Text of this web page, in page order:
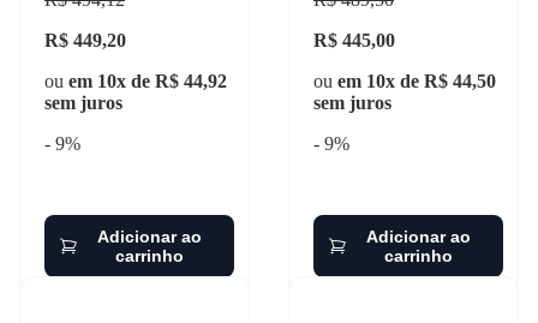
R$ 449,20
ou em 10x de R$ 44,92
sem juros
- 9%
Adicionar ao
carrinho
R$ 445,00
ou em 10x de R$ 44,50
sem juros
- 9%
Adicionar ao
carrinho